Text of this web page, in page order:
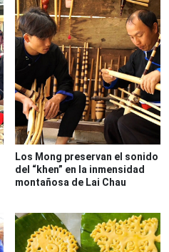
Los Mong preservan el sonido
del “khen” en la inmensidad
montañosa de Lai Chau